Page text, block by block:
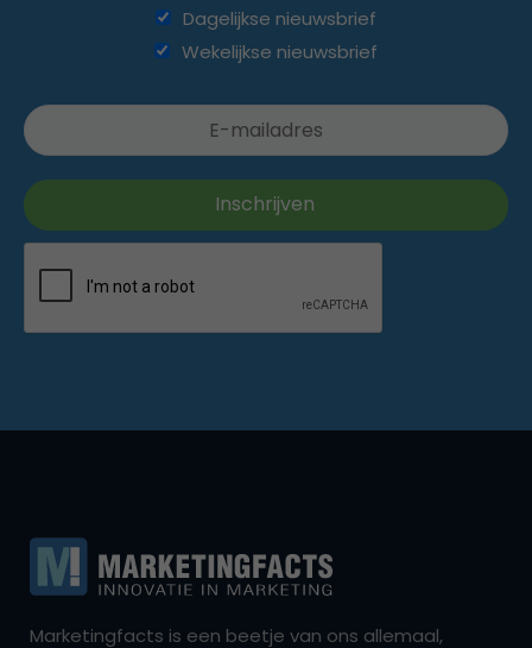
Dagelijkse nieuwsbrief
Wekelijkse nieuwsbrief
Marketingfacts is een beetje van ons allemaal,